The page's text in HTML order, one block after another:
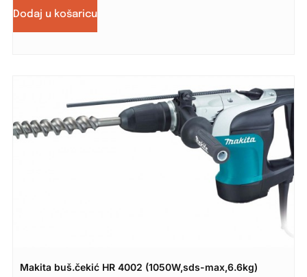
Dodaj u košaricu
Makita buš.čekić HR 4002 (1050W,sds-max,6.6kg)